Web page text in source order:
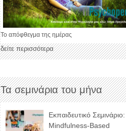
Το απόφθεγμα της ημέρας
δείτε περισσότερα
Τα σεμινάρια του μήνα
Εκπαιδευτικό Σεμινάριο:
Mindfulness-Based